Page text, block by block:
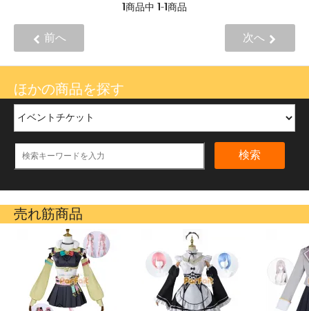
1商品中 1-1商品
前へ 次へ
ほかの商品を探す
検索
売れ筋商品